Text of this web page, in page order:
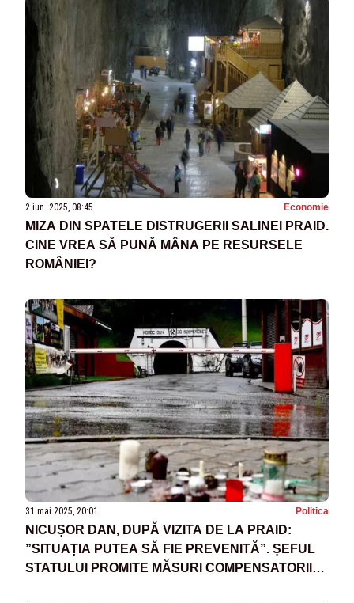
2 iun. 2025, 08:45 Economie
MIZA DIN SPATELE DISTRUGERII SALINEI PRAID.
CINE VREA SĂ PUNĂ MÂNA PE RESURSELE
ROMÂNIEI?
31 mai 2025, 20:01 Politica
NICUȘOR DAN, DUPĂ VIZITA DE LA PRAID:
”SITUAȚIA PUTEA SĂ FIE PREVENITĂ”. ȘEFUL
STATULUI PROMITE MĂSURI COMPENSATORII